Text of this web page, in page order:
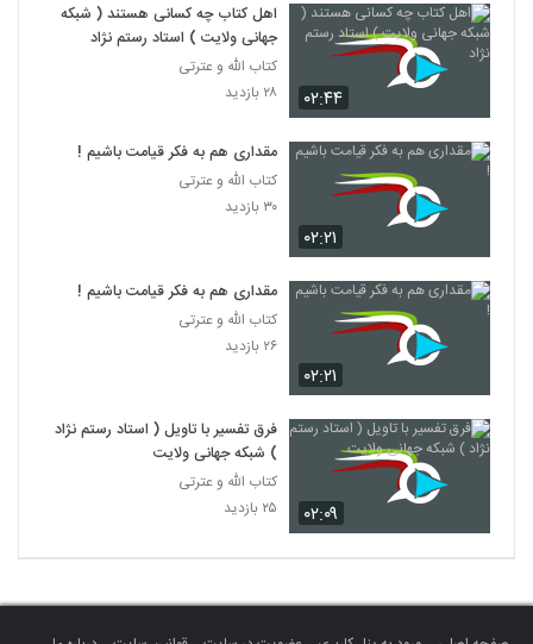
۰۲:۴۴
اهل کتاب چه کسانی هستند ( شبکه
جهانی ولایت ) استاد رستم نژاد
کتاب الله و عترتی
۲۸ بازدید
۰۲:۲۱
مقداری هم به فکر قیامت باشیم !
کتاب الله و عترتی
۳۰ بازدید
۰۲:۲۱
مقداری هم به فکر قیامت باشیم !
کتاب الله و عترتی
۲۶ بازدید
۰۲:۰۹
فرق تفسیر با تاویل ( استاد رستم نژاد
) شبکه جهانی ولایت
کتاب الله و عترتی
۲۵ بازدید